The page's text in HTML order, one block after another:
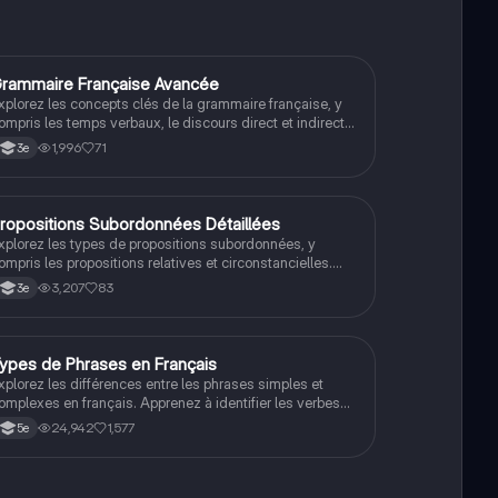
Français Française Avancée
les concepts clés de la grammaire française, y
les temps verbaux, le discours direct et indirect,
les compléments d'objet, et les figures de style. Ce
résumé détaillé est essentiel pour maîtriser le français et
3e 1,996 71
Français Subordonnées Détaillées
les types de propositions subordonnées, y
les propositions relatives et circonstancielles.
Apprenez à identifier leur fonction dans la phrase et à
utiliser les conjonctions de subordination. Ce résumé est
3e 3,207 83
Françaisde Phrases en Français
les différences entre les phrases simples et
en français. Apprenez à identifier les verbes
conjugués, les groupes sujets et verbaux, ainsi que les
conjonctions et pronoms relatifs qui relient les
5e 24,942 1,577